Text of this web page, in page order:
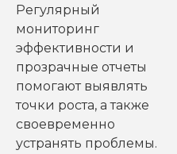
Регулярный
мониторинг
эффективности и
прозрачные отчеты
помогают выявлять
точки роста, а также
своевременно
устранять проблемы.